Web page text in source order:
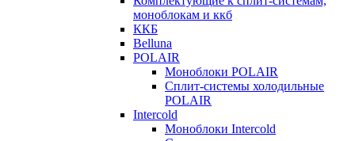
моноблокам и ккб
ККБ
Belluna
POLAIR
Моноблоки POLAIR
Сплит-системы холодильные
POLAIR
Intercold
Моноблоки Intercold